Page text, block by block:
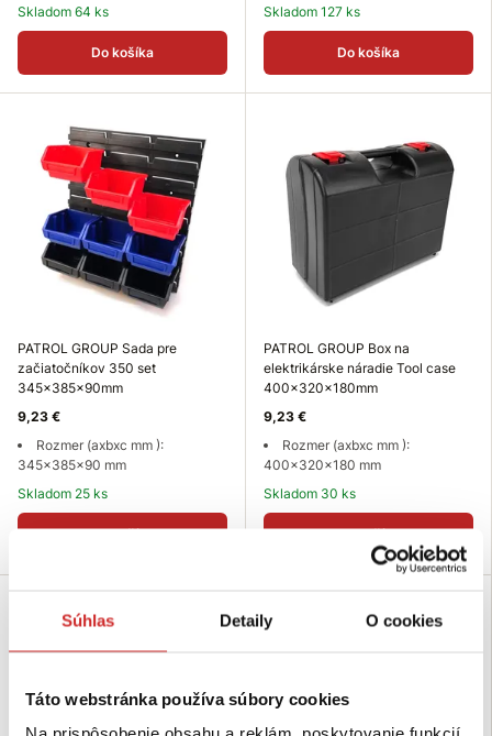
Súhlas Detaily O cookies
Táto webstránka používa súbory cookies
Skladom 64 ks
Do košíka
Skladom 127 ks
Do košíka
PATROL GROUP Sada pre
začiatočníkov 350 set
345x385x90mm
9,23 €
Rozmer (axbxc mm ):
345x385x90 mm
Skladom 25 ks
Do košíka
PATROL GROUP Box na
elektrikárske náradie Tool case
400x320x180mm
9,23 €
Rozmer (axbxc mm ):
400x320x180 mm
Skladom 30 ks
Do košíka